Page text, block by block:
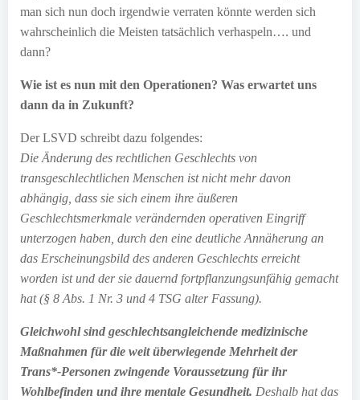
man sich nun doch irgendwie verraten könnte werden sich
wahrscheinlich die Meisten tatsächlich verhaspeln…. und
dann?
Wie ist es nun mit den Operationen? Was erwartet uns
dann da in Zukunft?
Der LSVD schreibt dazu folgendes:
Die Änderung des rechtlichen Geschlechts von
transgeschlechtlichen Menschen ist nicht mehr davon
abhängig, dass sie sich einem ihre äußeren
Geschlechtsmerkmale verändernden operativen Eingriff
unterzogen haben, durch den eine deutliche Annäherung an
das Erscheinungsbild des anderen Geschlechts erreicht
worden ist und der sie dauernd fortpflanzungsunfähig gemacht
hat (§ 8 Abs. 1 Nr. 3 und 4 TSG alter Fassung).
Gleichwohl sind geschlechtsangleichende medizinische
Maßnahmen für die weit überwiegende Mehrheit der
Trans*-Personen zwingende Voraussetzung für ihr
Wohlbefinden und ihre mentale Gesundheit. Deshalb hat das